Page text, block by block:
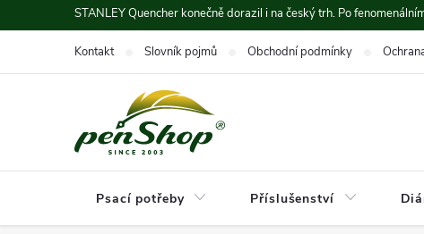
na
STANLEY Quencher konečně dorazil i na český trh. Po
Kontakt Slovník pojmů Obchodní podmínky
Psací potřeby Příslušenství